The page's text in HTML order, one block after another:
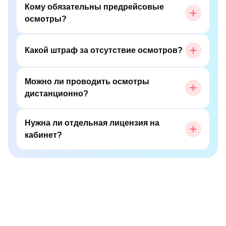
Кому обязательны предрейсовые
осмотры?
Какой штраф за отсутствие осмотров?
Можно ли проводить осмотры
дистанционно?
Нужна ли отдельная лицензия на
кабинет?